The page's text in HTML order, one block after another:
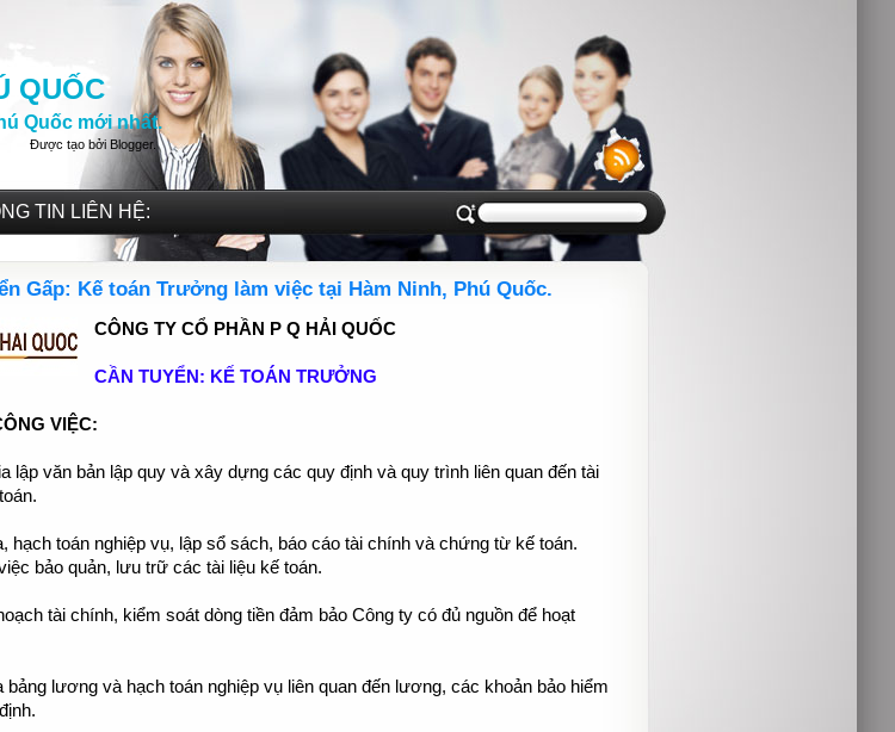
QUỐC
Quốc mới nhất.
Được tạo bởi Blogger.
TIN LIÊN HỆ:
Gấp: Kế toán Trưởng làm việc tại Hàm Ninh, Phú Quốc.
CÔNG TY CỔ PHẦN P Q HẢI QUỐC
CẦN TUYỂN: KẾ TOÁN TRƯỞNG
VIỆC:
lập văn bản lập quy và xây dựng các quy định và quy trình liên quan đến tài
hạch toán nghiệp vụ, lập sổ sách, báo cáo tài chính và chứng từ kế toán.
bảo quản, lưu trữ các tài liệu kế toán.
tài chính, kiểm soát dòng tiền đảm bảo Công ty có đủ nguồn để hoạt
bảng lương và hạch toán nghiệp vụ liên quan đến lương, các khoản bảo hiểm